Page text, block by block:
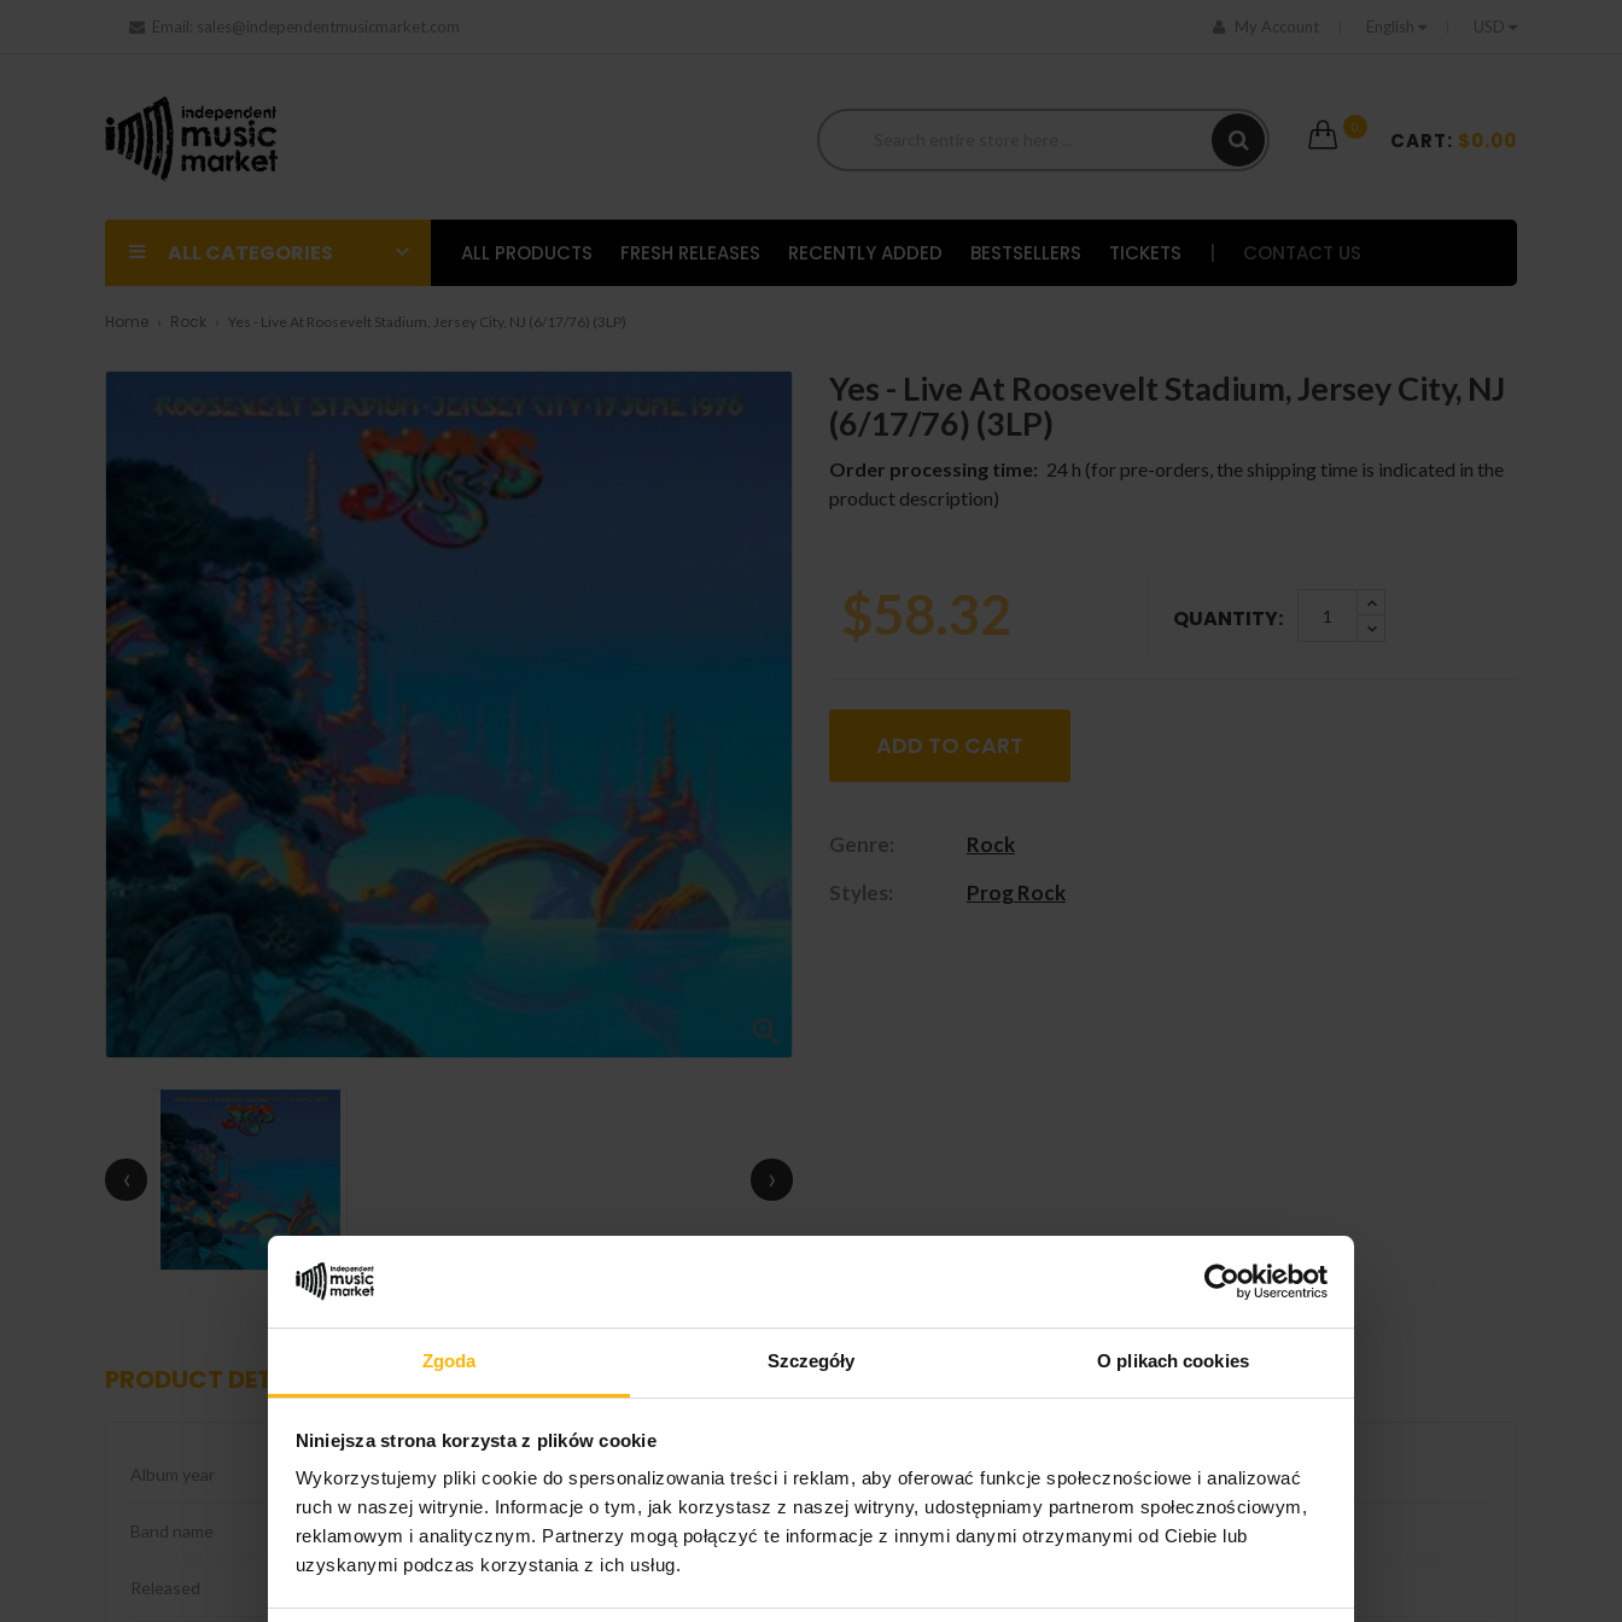
Zgoda Szczegóły O plikach cookies
Niniejsza strona korzysta z plików cookie
Wykorzystujemy pliki cookie do spersonalizowania treści i reklam, aby oferować funkcje społecznościowe i analizować
ruch w naszej witrynie. Informacje o tym, jak korzystasz z naszej witryny, udostępniamy partnerom społecznościowym,
reklamowym i analitycznym. Partnerzy mogą połączyć te informacje z innymi danymi otrzymanymi od Ciebie lub
uzyskanymi podczas korzystania z ich usług.
Email: sales@independentmusicmarket.com My Account English USD
0
CART: $0.00
ALL CATEGORIES ALL PRODUCTS FRESH RELEASES RECENTLY ADDED BESTSELLERS TICKETS CONTACT US
Home Rock Yes - Live At Roosevelt Stadium, Jersey City, NJ (6/17/76) (3LP)

‹ ›
Yes - Live At Roosevelt Stadium, Jersey City, NJ
(6/17/76) (3LP)
Order processing time: 24 h (for pre-orders, the shipping time is indicated in the
product description)
$58.32 QUANTITY:
ADD TO CART
Genre:
Rock
Styles:
Prog Rock
PRODUCT DETAILS
Album year 1976
Band name Yes
Released